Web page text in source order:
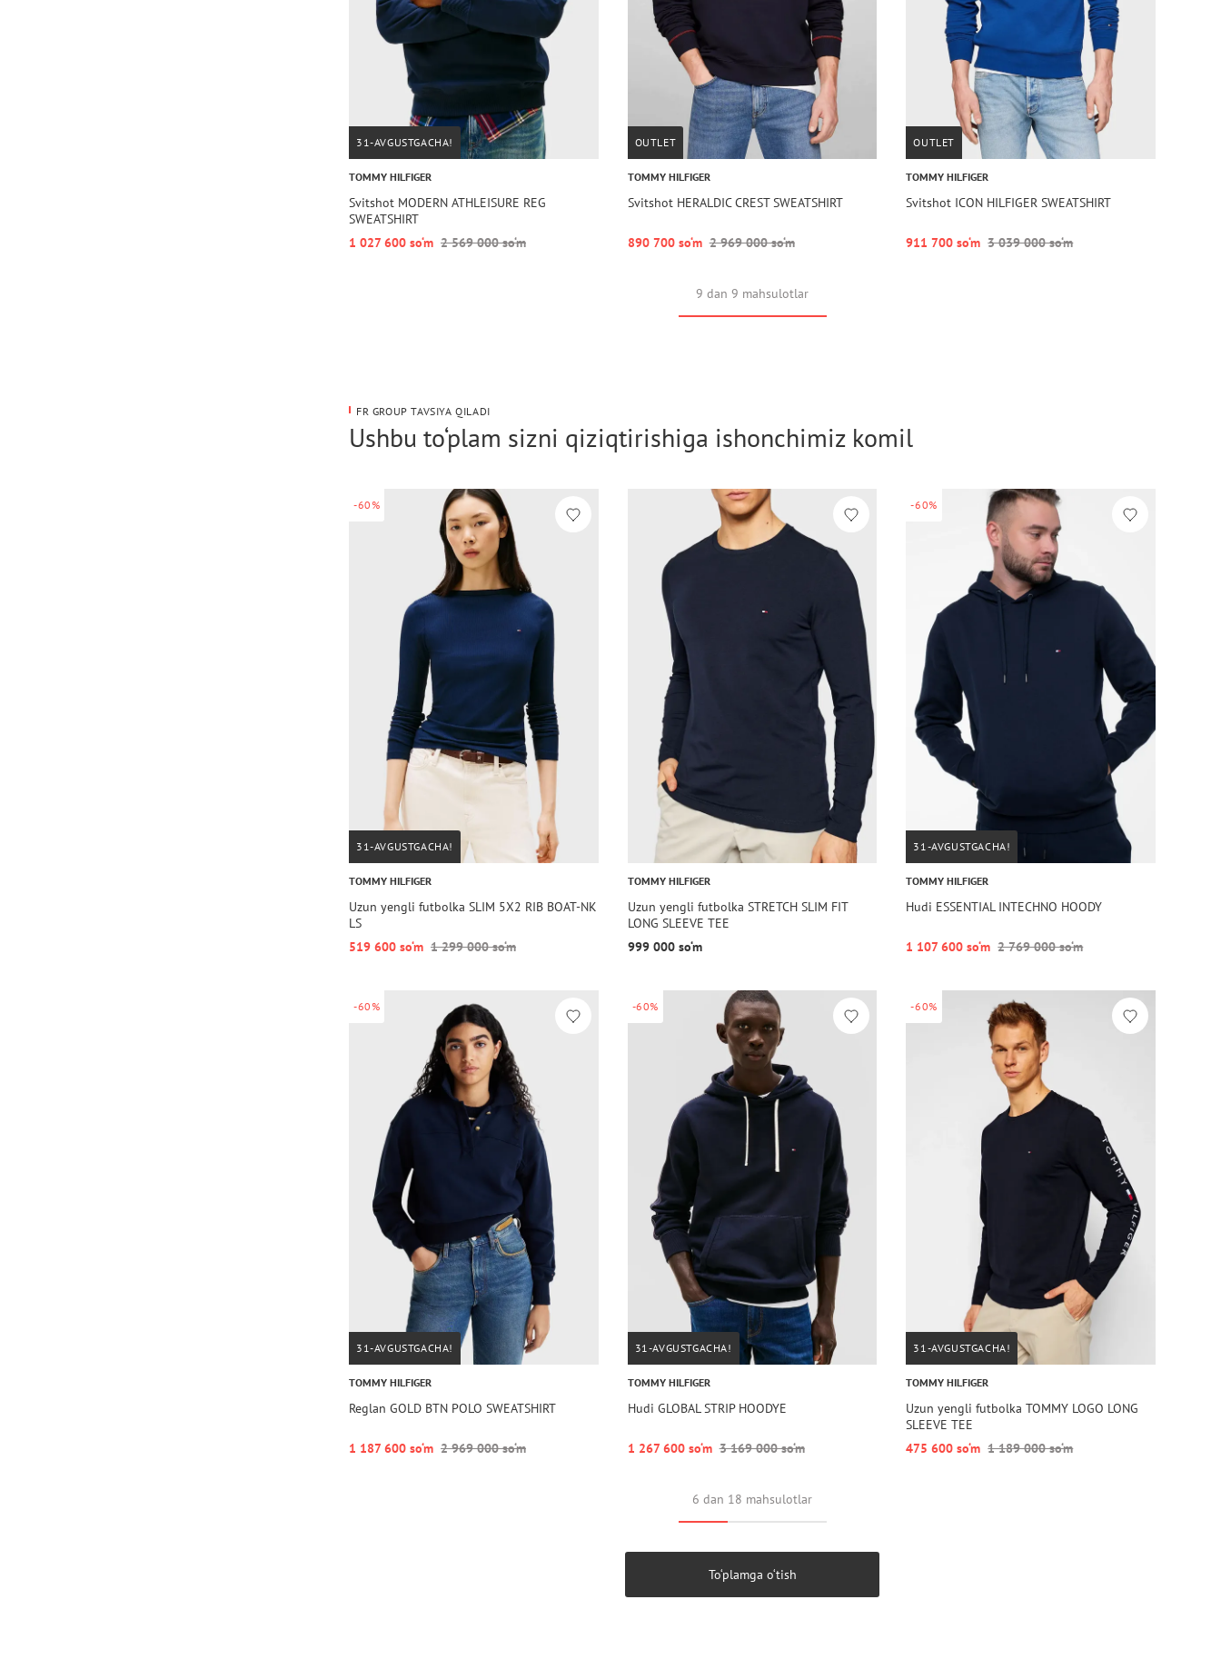
31-AVGUSTGACHA!
TOMMY HILFIGER
Svitshot MODERN ATHLEISURE REG
SWEATSHIRT
1 027 600 so‘m 2 569 000 so‘m
OUTLET
TOMMY HILFIGER
Svitshot HERALDIC CREST SWEATSHIRT
890 700 so‘m 2 969 000 so‘m
OUTLET
TOMMY HILFIGER
Svitshot ICON HILFIGER SWEATSHIRT
911 700 so‘m 3 039 000 so‘m
9 dan 9 mahsulotlar
FR GROUP TAVSIYA QILADI
Ushbu to‘plam sizni qiziqtirishiga ishonchimiz komil
-60%
31-AVGUSTGACHA!
TOMMY HILFIGER
Uzun yengli futbolka SLIM 5X2 RIB BOAT-NK
LS
519 600 so‘m 1 299 000 so‘m
TOMMY HILFIGER
Uzun yengli futbolka STRETCH SLIM FIT
LONG SLEEVE TEE
999 000 so‘m
-60%
31-AVGUSTGACHA!
TOMMY HILFIGER
Hudi ESSENTIAL INTECHNO HOODY
1 107 600 so‘m 2 769 000 so‘m
-60%
31-AVGUSTGACHA!
TOMMY HILFIGER
Reglan GOLD BTN POLO SWEATSHIRT
1 187 600 so‘m 2 969 000 so‘m
-60%
31-AVGUSTGACHA!
TOMMY HILFIGER
Hudi GLOBAL STRIP HOODYE
1 267 600 so‘m 3 169 000 so‘m
-60%
31-AVGUSTGACHA!
TOMMY HILFIGER
Uzun yengli futbolka TOMMY LOGO LONG
SLEEVE TEE
475 600 so‘m 1 189 000 so‘m
6 dan 18 mahsulotlar
To‘plamga o‘tish